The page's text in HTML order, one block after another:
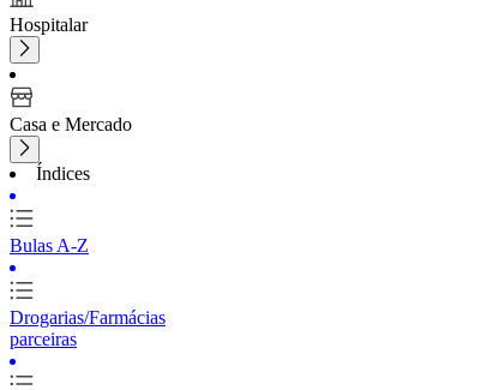
Hospitalar
Casa e Mercado
Índices
Bulas A-Z
Drogarias/Farmácias
parceiras